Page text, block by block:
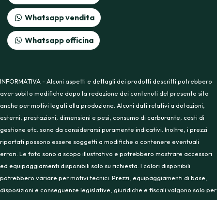
Whatsapp vendita
Whatsapp officina
INFORMATIVA - Alcuni aspetti e dettagli dei prodotti descritti potrebbero
aver subito modifiche dopo la redazione dei contenuti del presente sito
anche per motivi legati alla produzione. Alcuni dati relativi a dotazioni,
esterni, prestazioni, dimensioni e pesi, consumo di carburante, costi di
gestione etc. sono da considerarsi puramente indicativi. Inoltre, i prezzi
riportati possono essere soggetti a modifiche o contenere eventuali
errori. Le foto sono a scopo illustrativo e potrebbero mostrare accessori
ed equipaggiamenti disponibili solo su richiesta. I colori disponibili
potrebbero variare per motivi tecnici. Prezzi, equipaggiamenti di base,
disposizioni e conseguenze legislative, giuridiche e fiscali valgono solo per